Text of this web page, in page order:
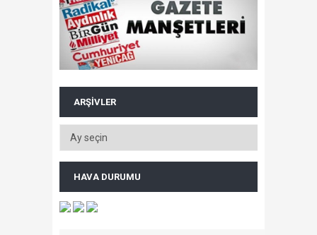
ARŞIVLER
HAVA DURUMU